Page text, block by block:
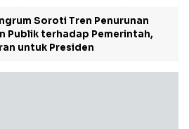
Soroti Tren Penurunan
Publik terhadap Pemerintah,
untuk Presiden